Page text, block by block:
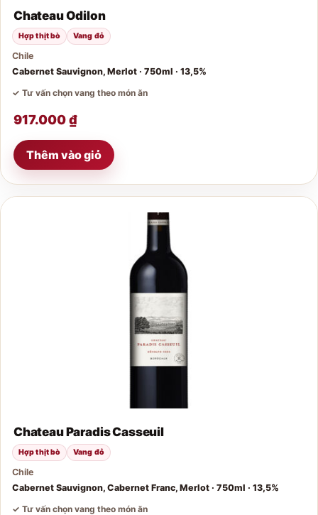
Chateau Odilon
Hợp thịt bò Vang đỏ
Chile
Cabernet Sauvignon, Merlot · 750ml · 13,5%
✓ Tư vấn chọn vang theo món ăn
917.000₫
Thêm vào giỏ
Chateau Paradis Casseuil
Hợp thịt bò Vang đỏ
Chile
Cabernet Sauvignon, Cabernet Franc, Merlot · 750ml · 13,5%
✓ Tư vấn chọn vang theo món ăn